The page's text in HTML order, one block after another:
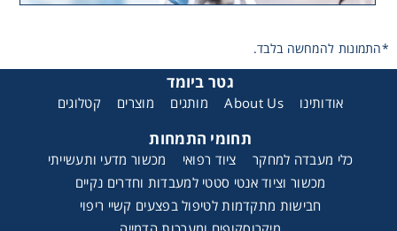
*התמונות להמחשה בלבד.
גטר ביומד
אודותינו About Us מותגים מוצרים קטלוגים
תחומי התמחות
כלי מעבדה למחקר ציוד רפואי
מכשור מדעי ותעשייתי
מכשור וציוד אנטי סטטי למעבדות וחדרים נקיים
חבישות מתקדמות לטיפול בפצעים קשיי ריפוי
Filtration
Liquid Handling
Plasticware
Reagents & Kits